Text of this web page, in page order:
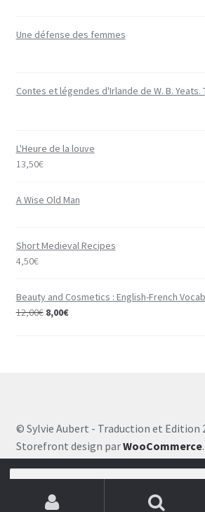
Une défense des femmes
Contes et légendes d'Irlande de W. B. Yeats.
L'Heure de la louve
13,50€
A Wise Old Man
Short Medieval Recipes
4,50€
Beauty and Cosmetics : English-French
12,00€ 8,00€
© Sylvie Aubert - Traduction et Edition
Storefront design parWooCommerce.
Recherche pour :